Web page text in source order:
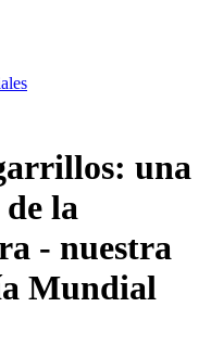
una
la
- nuestra
Mundial